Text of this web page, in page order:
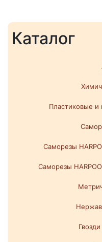
Каталог
Пластиковые и
Саморезы
Саморезы